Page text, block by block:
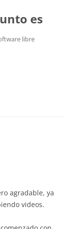
es
libre
agradable, ya
videos.